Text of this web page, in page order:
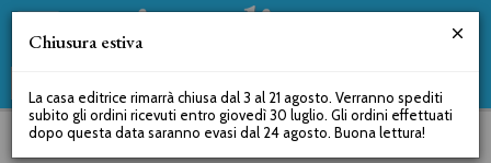
Chiusura estiva
La casa editrice rimarrà chiusa dal 3 al 21 agosto. Verranno spediti
subito gli ordini ricevuti entro giovedì 30 luglio. Gli ordini effettuati
dopo questa data saranno evasi dal 24 agosto. Buona lettura!